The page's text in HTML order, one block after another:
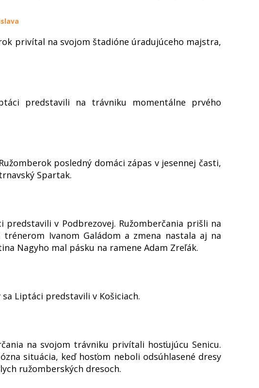
privítal na svojom štadióne úradujúceho majstra,
predstavili na trávniku momentálne prvého
posledný domáci zápas v jesennej časti,
Spartak.
predstavili v Podbrezovej. Ružomberčania prišli na
Ivanom Galádom a zmena nastala aj na
Nagyho mal pásku na ramene Adam Zreľák.
Liptáci predstavili v Košiciach.
na svojom trávniku privítali hosťujúcu Senicu.
situácia, keď hosťom neboli odsúhlasené dresy
ružomberských dresoch.